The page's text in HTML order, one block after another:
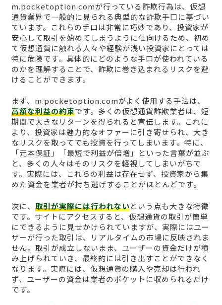
m.pocketoption.comが行っている詐欺行為は、仮想
通貨業界で一般的に見られる典型的な詐欺手口に基づい
ています。これらの手口は非常に巧妙であり、投資家が
安心して取引を始めてしまうように仕向けるため、初め
て仮想通貨に触れる人々や経験が浅い投資家にとっては
特に危険です。具体的にどのような手口が使われている
のかを理解することで、詐欺に巻き込まれるリスクを避
けることができます。
まず、m.pocketoption.comがよく使用する手法は、
高額な利益の約束です。多くの仮想通貨詐欺業者は、短
期間で大きなリターンを得られると宣伝します。これに
より、投資家は魅力的なオファーに引き寄せられ、大き
なリスクを取ってでも投資を行ってしまいます。特に、
「元本保証」「最短で利益が倍増」といった言葉が並ぶ
と、多くの人々はそのリスクを軽視してしまいがちで
す。実際には、これらの利益は存在せず、投資家から集
めた資金を業者が持ち逃げすることがほとんどです。
次に、 取引が実際には行われないという点も大きな特徴
です。サイトにアクセスすると、仮想通貨の取引が簡単
にできるように見せかけられていますが、実際にはユー
ザーが行った取引は、リアルタイムの市場に反映されま
せん。取引が成立しないまま、ユーザーの資金だけが積
み上げられていき、最終的には引き出すことができなく
なります。実際には、仮想通貨の購入や売却は行われ
ず、ユーザーの資金は業者のポケットに収められるだけ
です。